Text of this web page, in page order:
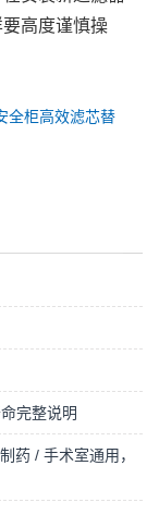
高度谨慎操
全柜高效滤芯替
完整说明
药 / 手术室通用，